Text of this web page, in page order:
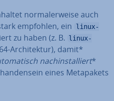
nor­ma­ler­wei­se auch
empfohlen, ein
linux-
zu haben (z. B. linux-
Ar­chi­tek­tur), damit*
nach­in­stal­liert*
eines Me­ta­pa­kets